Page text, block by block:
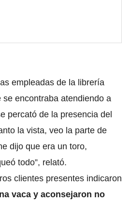
empleadas de la librería
se encontraba atendiendo a
percató de la presencia del
la vista, veo la parte de
dijo que era un toro,
todo”, relató.
clientes presentes indicaron
vaca y aconsejaron no